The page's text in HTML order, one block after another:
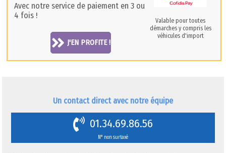
Avec notre service de paiement en 3 ou
4 fois !
J'EN PROFITE !
Valable pour toutes
démarches y compris les
véhicules d'import
Un contact direct avec notre équipe
01.34.69.86.56
N° non surtaxé